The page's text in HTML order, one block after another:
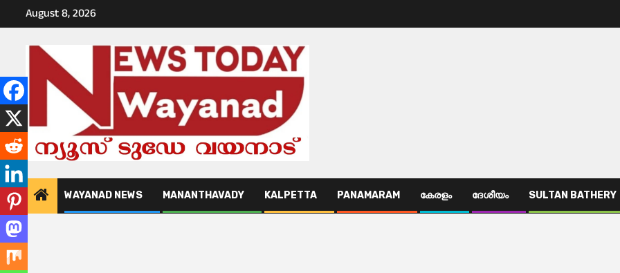
to
August 8, 2026
WAYANAD NEWS MANANTHAVADY KALPETTA PANAMARAM കേരളം ദേശീയം SULTAN BATHERY